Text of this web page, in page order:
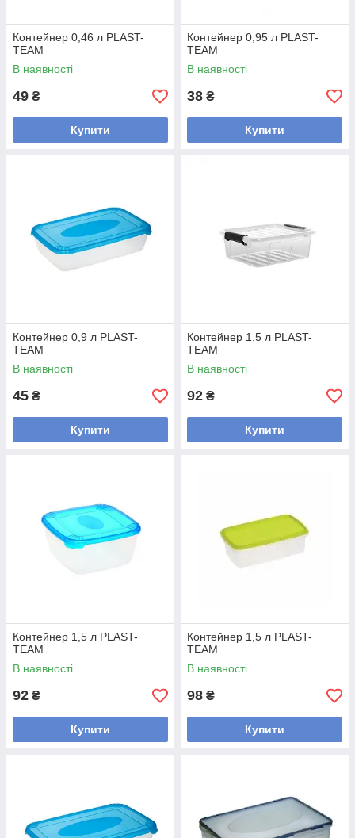
Контейнер 0,46 л PLAST-
TEAM
В наявності
49 ₴
Купити
Контейнер 0,95 л PLAST-
TEAM
В наявності
38 ₴
Купити
Контейнер 0,9 л PLAST-
TEAM
В наявності
45 ₴
Купити
Контейнер 1,5 л PLAST-
TEAM
В наявності
92 ₴
Купити
Контейнер 1,5 л PLAST-
TEAM
В наявності
92 ₴
Купити
Контейнер 1,5 л PLAST-
TEAM
В наявності
98 ₴
Купити